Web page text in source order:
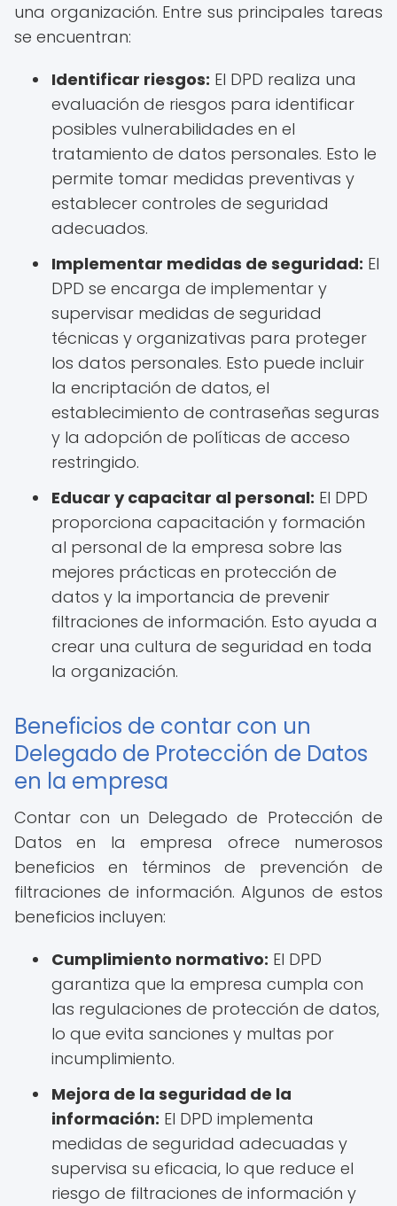
una organización. Entre sus principales tareas
se encuentran:
Identificar riesgos: El DPD realiza una
evaluación de riesgos para identificar
posibles vulnerabilidades en el
tratamiento de datos personales. Esto le
permite tomar medidas preventivas y
establecer controles de seguridad
adecuados.
Implementar medidas de seguridad: El
DPD se encarga de implementar y
supervisar medidas de seguridad
técnicas y organizativas para proteger
los datos personales. Esto puede incluir
la encriptación de datos, el
establecimiento de contraseñas seguras
y la adopción de políticas de acceso
restringido.
Educar y capacitar al personal: El DPD
proporciona capacitación y formación
al personal de la empresa sobre las
mejores prácticas en protección de
datos y la importancia de prevenir
filtraciones de información. Esto ayuda a
crear una cultura de seguridad en toda
la organización.
Beneficios de contar con un
Delegado de Protección de Datos
en la empresa
Contar con un Delegado de Protección de
Datos en la empresa ofrece numerosos
beneficios en términos de prevención de
filtraciones de información. Algunos de estos
beneficios incluyen:
Cumplimiento normativo: El DPD
garantiza que la empresa cumpla con
las regulaciones de protección de datos,
lo que evita sanciones y multas por
incumplimiento.
Mejora de la seguridad de la
información: El DPD implementa
medidas de seguridad adecuadas y
supervisa su eficacia, lo que reduce el
riesgo de filtraciones de información y